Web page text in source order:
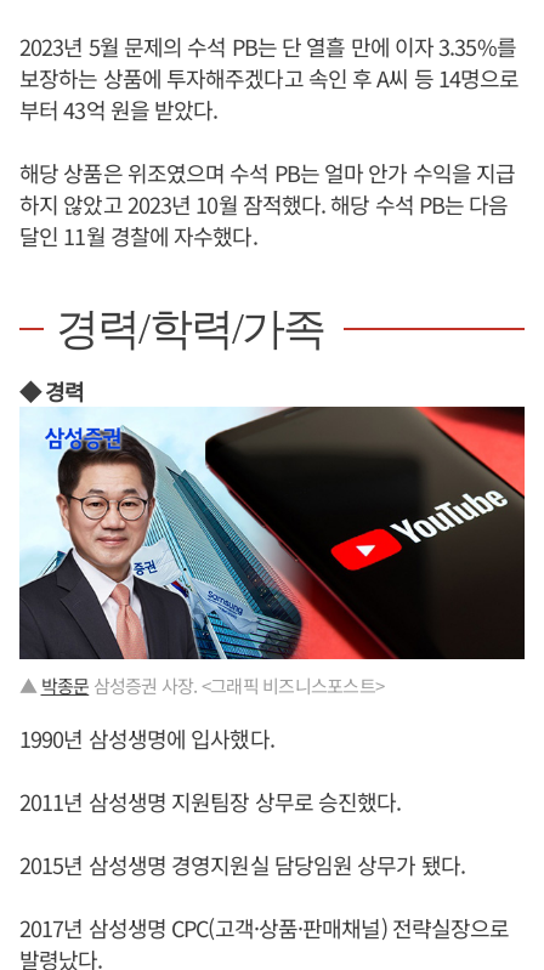
2023년 5월 문제의 수석 PB는 단 열흘 만에 이자 3.35%를
보장하는 상품에 투자해주겠다고 속인 후 A씨 등 14명으로
부터 43억 원을 받았다.
해당 상품은 위조였으며 수석 PB는 얼마 안가 수익을 지급
하지 않았고 2023년 10월 잠적했다. 해당 수석 PB는 다음
달인 11월 경찰에 자수했다.
경력/학력/가족
◆ 경력
▲ 박종문 삼성증권 사장. <그래픽 비즈니스포스트>
1990년 삼성생명에 입사했다.
2011년 삼성생명 지원팀장 상무로 승진했다.
2015년 삼성생명 경영지원실 담당임원 상무가 됐다.
2017년 삼성생명 CPC(고객·상품·판매채널) 전략실장으로
발령났다.